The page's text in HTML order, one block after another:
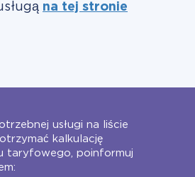
na tej stronie
usługi na liście
kalkulację
taryfowego, poinformuj